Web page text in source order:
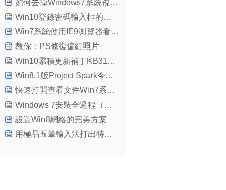
如何去掉Windows7系統視頻加速
Win10登錄密碼輸入框的明文顯示功能如何關閉？
Win7系統使用IE9浏覽器看視頻沒圖像怎麼辦
教你：PS修復偏紅照片
Win10累積更新補丁KB3176493無法安裝的解決方法
Win8.1版Project Spark今天將發布Beta測試
快速打開查看文件Win7系統有妙招
Windows 7安裝全過程（多圖詳解）
設置Win8網絡的完美方案
用極品五筆輸入法打出特殊符號的圖文步驟教學